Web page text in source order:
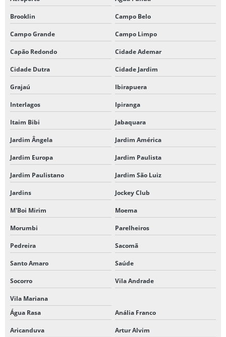
Brooklin Campo Belo
Campo Grande Campo Limpo
Capão Redondo Cidade Ademar
Cidade Dutra Cidade Jardim
Grajaú Ibirapuera
Interlagos Ipiranga
Itaim Bibi Jabaquara
Jardim Ângela Jardim América
Jardim Europa Jardim Paulista
Jardim Paulistano Jardim São Luiz
Jardins Jockey Club
M'Boi Mirim Moema
Morumbi Parelheiros
Pedreira Sacomã
Santo Amaro Saúde
Socorro Vila Andrade
Vila Mariana
Água Rasa
Anália Franco
Aricanduva Artur Alvim